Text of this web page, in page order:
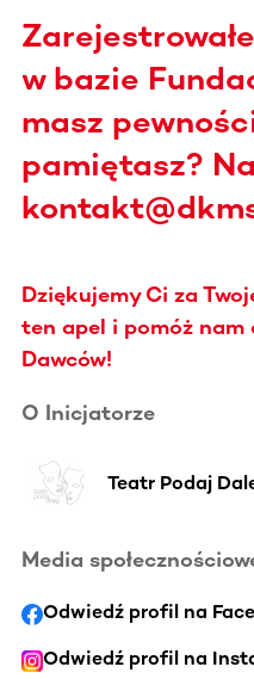
w bazie
masz
pamiętasz?
Dziękujemy Ci za
ten apel i pomóż
Dawców!
O Inicjatorze
Teatr Podaj
Media
Odwiedź profil na
Odwiedź profil na